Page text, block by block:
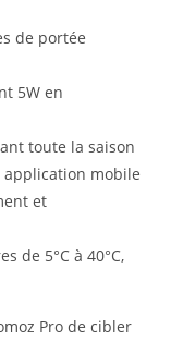
de portée
5W en
toute la saison
application mobile
et
de 5°C à 40°C,
Pro de cibler